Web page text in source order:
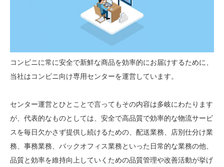
コンビニに常に安全で新鮮な商品を効率的にお届けするために、
当社はコンビニ向け専用センターを運営しています。
センター運営とひとことで言ってもその内容は多岐にわたります
が、代表的なものとしては、安全で高品質で効率的な物流サービ
スを毎日欠かさず提供し続けるための、配送業務、店別仕分け業
務、事務業務、バックオフィス業務といった日常的な業務の他、
品質と効率を維持向上していくための品質管理や改善活動が挙げ